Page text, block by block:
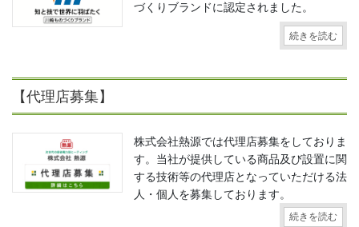
づくりブランドに認定されました。
続きを読む
【代理店募集】
株式会社熱源では代理店募集をしておりま
す。当社が提供している商品及び設置に関
する技術等の代理店となっていただける法
人・個人を募集しております。
続きを読む